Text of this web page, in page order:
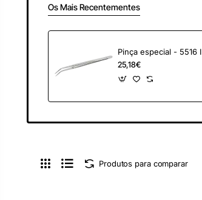
Os Mais Recentementes
Pinça especial - 5516 I
25,18€
Produtos para comparar